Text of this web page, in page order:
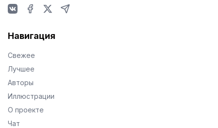
Навигация
Свежее
Лучшее
Авторы
Иллюстрации
О проекте
Чат